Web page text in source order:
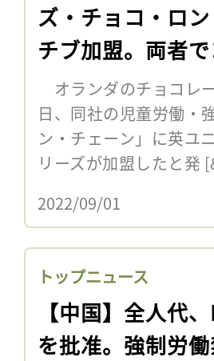
ズ・チョコ・ロ
チブ加盟。両者
オランダのチョコレ
日、同社の児童労働・
ン・チェーン」に英ユ
リーズが加盟したと発
2022/09/01
トップニュース
【中国】全人代
を批准。強制労